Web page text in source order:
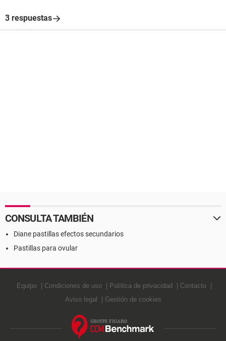
3 respuestas
CONSULTA TAMBIÉN
Diane pastillas efectos secundarios
Pastillas para ovular
Equipo Condiciones de uso Política de privacidad
Contacto
Aviso legal
Gestión de cookies